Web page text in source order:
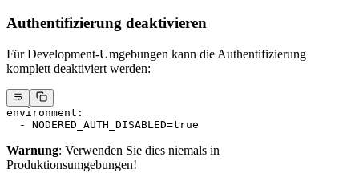
Authentifizierung deaktivieren
Für Development-Umgebungen kann die Authentifizierung
komplett deaktiviert werden:
environment :
  -
NODERED_AUTH_DISABLED=true
Warnung: Verwenden Sie dies niemals in
Produktionsumgebungen!